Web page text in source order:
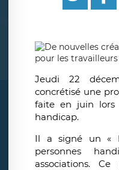
Jeudi 22
concrétisé une
faite en juin lors
handicap.
Il a signé un «
personnes
associations.